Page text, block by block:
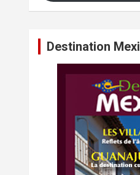
Destination